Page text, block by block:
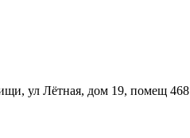
ул Лётная, дом 19, помещ 468